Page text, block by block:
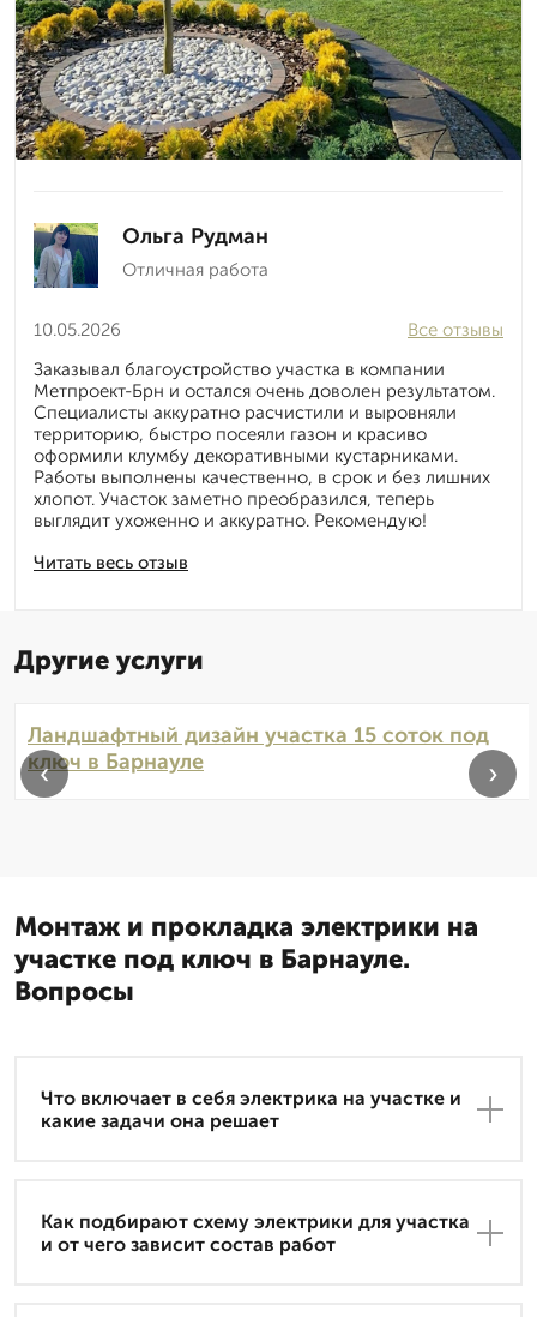
Ольга Рудман
Отличная работа
10.05.2026
Читать весь отзыв
Все отзывы
Заказывал благоустройство участка в компании
Метпроект-Брн и остался очень доволен результатом.
Специалисты аккуратно расчистили и выровняли
территорию, быстро посеяли газон и красиво
оформили клумбу декоративными кустарниками.
Работы выполнены качественно, в срок и без лишних
хлопот. Участок заметно преобразился, теперь
выглядит ухоженно и аккуратно. Рекомендую!
Другие услуги
Ландшафтный дизайн участка 15 соток под
ключ в Барнауле
‹ ›
Монтаж и прокладка электрики на
участке под ключ в Барнауле.
Вопросы
Что включает в себя электрика на участке и
какие задачи она решает
Как подбирают схему электрики для участка
и от чего зависит состав работ